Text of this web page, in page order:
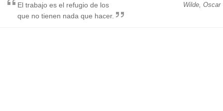
Wilde, Oscar
El trabajo es el refugio de los
que no tienen nada que hacer.